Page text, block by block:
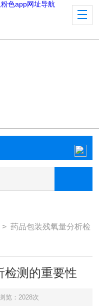
色app网址导航
> 药品包装残氧量分析检
检测的重要性
览：2028次